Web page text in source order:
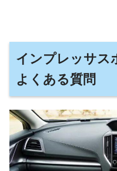
インプレッサス
よくある質問